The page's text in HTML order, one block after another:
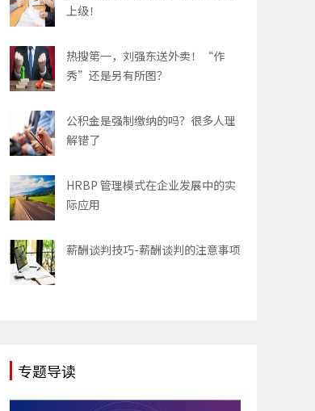
上级！
热搜第一，刘强东送外卖！“作
秀”还是另有所图？
公积金是强制缴纳的吗？很多人理
解错了
HRBP 管理模式在企业发展中的实
际应用
薪酬谈判技巧-薪酬谈判的注意事项
专题导读